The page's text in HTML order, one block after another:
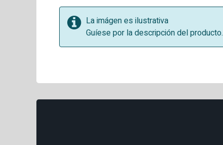
La imágen es ilustrativa
Guíese por la descripción del producto.